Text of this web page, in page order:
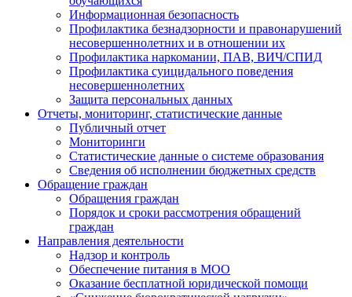
Информационная безопасность
Профилактика безнадзорности и правонарушений
несовершеннолетних и в отношении их
Профилактика наркомании, ПАВ, ВИЧ/СПИД
Профилактика суицидального поведения
несовершеннолетних
Защита персональных данных
Отчеты, мониторинг, статистические данные
Публичный отчет
Мониторинги
Статистические данные о системе образования
Сведения об исполнении бюджетных средств
Обращение граждан
Обращения граждан
Порядок и сроки рассмотрения обращений
граждан
Направления деятельности
Надзор и контроль
Обеспечение питания в МОО
Оказание бесплатной юридической помощи